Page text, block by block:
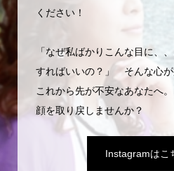
ください！
「なぜ私ばかりこんな目に、
すればいいの？」 そんな心が
これから先が不安なあなたへ
顔を取り戻しませんか？
Instagramはこ